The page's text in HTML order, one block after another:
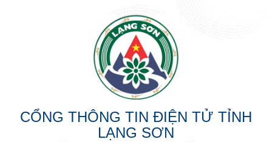
CỔNG THÔNG TIN ĐIỆN TỬ TỈNH
LẠNG SƠN